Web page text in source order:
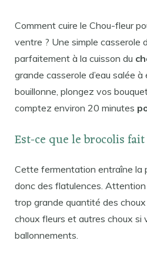
Comment cuire le Chou-fleur
ventre ? Une simple casserole
parfaitement à la cuisson du
grande casserole d’eau salée à
bouillonne, plongez vos
comptez environ 20 minutes
Est-ce que le brocolis
Cette fermentation entraîne la
donc des flatulences.
trop grande quantité des choux
choux fleurs et autres choux si
ballonnements.